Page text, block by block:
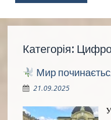
Категорія:
Мир
21.09.2025